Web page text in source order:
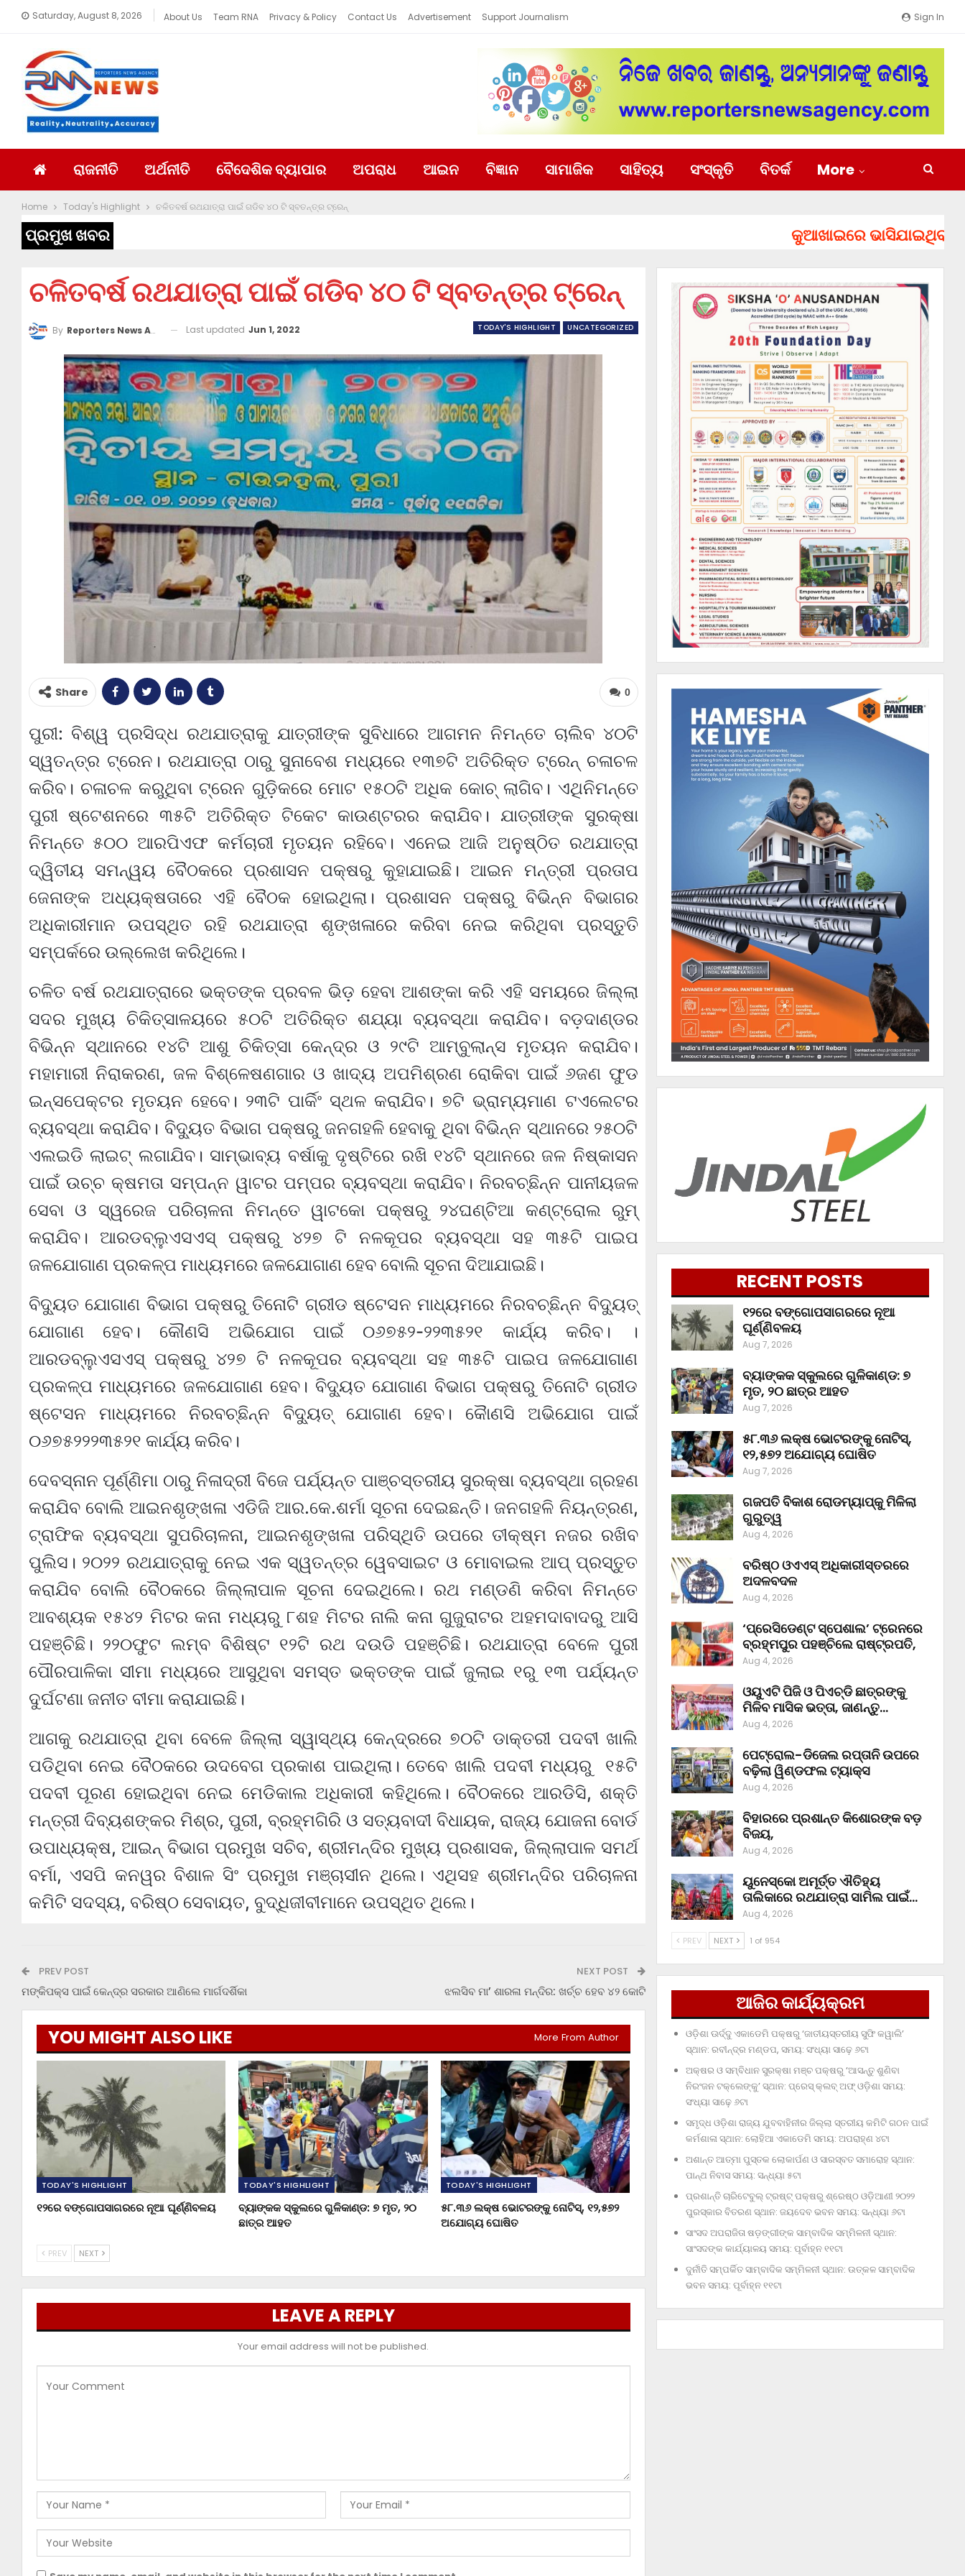
Sign In
Saturday, August 8, 2026 About Us Team RNA Privacy & Policy Contact Us Advertisement Support Journalism
ରାଜନୀତି ଅର୍ଥନୀତି ବୈଦେଶିକ ବ୍ୟାପାର ଅପରାଧ ଆଇନ ବିଜ୍ଞାନ ସାମାଜିକ ସାହିତ୍ୟ ସଂସ୍କୃତି ବିତର୍କ More
Home Today's Highlight ଚଳିତବର୍ଷ ରଥଯାତ୍ରା ପାଇଁ ଗଡିବ ୪୦ ଟି ସ୍ବତନ୍ତ୍ର ଟ୍ରେନ୍
ପ୍ରମୁଖ ଖବର କୁଆଖାଇରେ ଭାସିଯାଇଥିବା ୨
ଚଳିତବର୍ଷ ରଥଯାତ୍ରା ପାଇଁ ଗଡିବ ୪୦ ଟି ସ୍ବତନ୍ତ୍ର ଟ୍ରେନ୍
TODAY'S HIGHLIGHT UNCATEGORIZED
By Reporters News Agency Last updated Jun 1, 2022
0
Share
ପୁରୀ: ବିଶ୍ୱ ପ୍ରସିଦ୍ଧ ରଥଯାତ୍ରାକୁ ଯାତ୍ରୀଙ୍କ ସୁବିଧାରେ ଆଗମନ ନିମନ୍ତେ ଚାଲିବ ୪୦ଟି
ସ୍ୱତନ୍ତ୍ର ଟ୍ରେନ। ରଥଯାତ୍ରା ଠାରୁ ସୁନାବେଶ ମଧ୍ୟରେ ୧୩୭ଟି ଅତିରିକ୍ତ ଟ୍ରେନ୍ ଚଳାଚଳ
କରିବ। ଚଳାଚଳ କରୁଥିବା ଟ୍ରେନ ଗୁଡ଼ିକରେ ମୋଟ ୧୫୦ଟି ଅଧିକ କୋଚ୍ ଲାଗିବ। ଏଥିନିମନ୍ତେ
ପୁରୀ ଷ୍ଟେଶନରେ ୩୫ଟି ଅତିରିକ୍ତ ଟିକେଟ କାଉଣ୍ଟରର କରାଯିବ। ଯାତ୍ରୀଙ୍କ ସୁରକ୍ଷା
ନିମନ୍ତେ ୫୦୦ ଆରପିଏଫ କର୍ମଚାରୀ ମୃତୟନ ରହିବେ। ଏନେଇ ଆଜି ଅନୁଷ୍ଠିତ ରଥଯାତ୍ରା
ଦ୍ୱିତୀୟ ସମନ୍ୱୟ ବୈଠକରେ ପ୍ରଶାସନ ପକ୍ଷରୁ କୁହାଯାଇଛି। ଆଇନ ମନ୍ତ୍ରୀ ପ୍ରତାପ
ଜେନାଙ୍କ ଅଧ୍ୟକ୍ଷତାରେ ଏହି ବୈଠକ ହୋଇଥିଲା। ପ୍ରଶାସନ ପକ୍ଷରୁ ବିଭିନ୍ନ ବିଭାଗର
ଅଧିକାରୀମାନ ଉପସ୍ଥିତ ରହି ରଥଯାତ୍ରା ଶୃଙ୍ଖଳାରେ କରିବା ନେଇ କରିଥିବା ପ୍ରସ୍ତୁତି
ସମ୍ପର୍କରେ ଉଲ୍ଲେଖ କରିଥିଲେ।
ଚଳିତ ବର୍ଷ ରଥଯାତ୍ରାରେ ଭକ୍ତଙ୍କ ପ୍ରବଳ ଭିଡ଼ ହେବା ଆଶଙ୍କା କରି ଏହି ସମୟରେ ଜିଲ୍ଲା
ସଦର ମୁଖ୍ୟ ଚିକିତ୍ସାଳୟରେ ୫୦ଟି ଅତିରିକ୍ତ ଶଯ୍ୟା ବ୍ୟବସ୍ଥା କରାଯିବ। ବଡ଼ଦାଣ୍ଡର
ବିଭିନ୍ନ ସ୍ଥାନରେ ୧୪ଟି ଆଶୁ ଚିକିତ୍ସା କେନ୍ଦ୍ର ଓ ୨୯ଟି ଆମ୍ବୁଲାନ୍ସ ମୃତୟନ କରାଯିବ।
ମହାମାରୀ ନିରାକରଣ, ଜଳ ବିଶ୍ଳେଷଣଗାର ଓ ଖାଦ୍ୟ ଅପମିଶ୍ରଣ ରୋକିବା ପାଇଁ ୬ଜଣ ଫୁଡ
ଇନ୍ସପେକ୍ଟର ମୃତୟନ ହେବେ। ୨୩ଟି ପାର୍କିଂ ସ୍ଥଳ କରାଯିବ। ୭ଟି ଭ୍ରାମ୍ୟମାଣ ଟଏଲେଟର
ବ୍ୟବସ୍ଥା କରାଯିବ। ବିଦ୍ୟୁତ ବିଭାଗ ପକ୍ଷରୁ ଜନଗହଳି ହେବାକୁ ଥିବା ବିଭିନ୍ନ ସ୍ଥାନରେ ୨୫୦ଟି
ଏଲଇଡି ଲାଇଟ୍ ଲଗାଯିବ। ସାମ୍ଭାବ୍ୟ ବର୍ଷାକୁ ଦୃଷ୍ଟିରେ ରଖି ୧୪ଟି ସ୍ଥାନରେ ଜଳ ନିଷ୍କାସନ
ପାଇଁ ଉଚ୍ଚ କ୍ଷମତା ସମ୍ପନ୍ନ ୱାଟର ପମ୍ପର ବ୍ୟବସ୍ଥା କରାଯିବ। ନିରବଚ୍ଛିନ୍ନ ପାନୀୟଜଳ
ସେବା ଓ ସ୍ୱରେଜ ପରିଚାଳନା ନିମନ୍ତେ ୱାଟକୋ ପକ୍ଷରୁ ୨୪ଘଣ୍ଟିଆ କଣ୍ଟ୍ରୋଲ ରୁମ୍
କରାଯିବ। ଆରଡବ୍ଲୁଏସଏସ୍‌ ପକ୍ଷରୁ ୪୨୭ ଟି ନଳକୂପର‌ ବ୍ୟବସ୍ଥା ସହ ୩୫ଟି ପାଇପ
ଜଳଯୋଗାଣ ପ୍ରକଳ୍ପ ମାଧ୍ୟମରେ ଜଳଯୋଗାଣ ହେବ ବୋଲି ସୂଚନା ଦିଆଯାଇଛି।
ବିଦ୍ୟୁତ ଯୋଗାଣ ବିଭାଗ ପକ୍ଷରୁ ତିନୋଟି ଗ୍ରୀଡ ଷ୍ଟେସନ ମାଧ୍ୟମରେ ନିରବଚ୍ଛିନ୍ନ ବିଦ୍ୟୁତ୍
ଯୋଗାଣ ହେବ। କୌଣସି ଅଭିଯୋଗ ପାଇଁ ୦୬୭୫୨-୨୨୩୫୨୧ କାର୍ଯ୍ୟ କରିବ। ।
ଆରଡବ୍ଲୁଏସଏସ୍‌ ପକ୍ଷରୁ ୪୨୭ ଟି ନଳକୂପର‌ ବ୍ୟବସ୍ଥା ସହ ୩୫ଟି ପାଇପ ଜଳଯୋଗାଣ
ପ୍ରକଳ୍ପ ମାଧ୍ୟମରେ ଜଳଯୋଗାଣ ହେବ। ବିଦ୍ୟୁତ ଯୋଗାଣ ବିଭାଗ ପକ୍ଷରୁ ତିନୋଟି ଗ୍ରୀଡ
ଷ୍ଟେସନ ମାଧ୍ୟମରେ ନିରବଚ୍ଛିନ୍ନ ବିଦ୍ୟୁତ୍ ଯୋଗାଣ ହେବ। କୈାଣସି ଅଭିଯୋଗ ପାଇଁ
୦୬୭୫୨୨୨୩୫୨୧ କାର୍ଯ୍ୟ କରିବ।
ଦେବସ୍ନାନ ପୂର୍ଣ୍ଣିମା ଠାରୁ ନିଳାଦ୍ରୀ ବିଜେ ପର୍ଯ୍ୟନ୍ତ ପାଞ୍ଚସ୍ତରୀୟ ସୁରକ୍ଷା ବ୍ୟବସ୍ଥା ଗ୍ରହଣ
କରାଯିବ ବୋଲି ଆଇନଶୃଙ୍ଖଳା ଏଡିଜି ଆର.କେ.ଶର୍ମା ସୂଚନା ଦେଇଛନ୍ତି। ଜନଗହଳି ନିୟନ୍ତ୍ରଣ,
ଟ୍ରାଫିକ ବ୍ୟବସ୍ଥା ସୁପରିଚାଳନା, ଆଇନଶୃଙ୍ଖଳା ପରିସ୍ଥିତି ଉପରେ ତୀକ୍ଷ୍ମ ନଜର ରଖିବ
ପୁଲିସ। ୨୦୨୨ ରଥଯାତ୍ରାକୁ ନେଇ ଏକ ସ୍ୱତନ୍ତ୍ର ୱେବସାଇଟ ଓ ମୋବାଇଲ ଆପ୍ ପ୍ରସ୍ତୁତ
କରାଯିବ ବୋଲି ବୈଠକରେ ଜିଲ୍ଲାପାଳ ସୂଚନା ଦେଇଥିଲେ। ରଥ ମଣ୍ଡଣି କରିବା ନିମନ୍ତେ
ଆବଶ୍ୟକ ୧୫୪୨ ମିଟର କନା ମଧ୍ୟରୁ ୮ଶହ ମିଟର ନାଲି କନା ଗୁଜୁରାଟର ଅହମଦାବାଦରୁ ଆସି
ପହଞ୍ଚିଛି। ୨୨୦ଫୁଟ ଲମ୍ବ ବିଶିଷ୍ଟ ୧୨ଟି ରଥ ଦଉଡି ପହଞ୍ଚିଛି। ରଥଯାତ୍ରା ବେଳେ ପୁରୀ
ପୌରପାଳିକା ସୀମା ମଧ୍ୟରେ ଆସୁଥିବା ସମସ୍ତ ଭକ୍ତଙ୍କ ପାଇଁ ଜୁଲାଇ ୧ରୁ ୧୩ ପର୍ଯ୍ୟନ୍ତ
ଦୁର୍ଘଟଣା ଜନୀତ ବୀମା କରାଯାଇଛି।
ଆଗକୁ ରଥଯାତ୍ରା ଥିବା ବେଳେ ଜିଲ୍ଲା ସ୍ୱାସ୍ଥ୍ୟ କେନ୍ଦ୍ରରେ ୭୦ଟି ଡାକ୍ତରୀ ପଦବୀ ଖାଲି
ପଡିଥିବା ନେଇ ବୈଠକରେ ଉଦବେଗ ପ୍ରକାଶ ପାଇଥିଲା। ତେବେ ଖାଲି ପଦବୀ ମଧ୍ୟରୁ ୧୫ଟି
ପଦବୀ ପୂରଣ ହୋଇଥିବା ନେଇ ମେଡିକାଲ ଅଧିକାରୀ କହିଥିଲେ। ବୈଠକରେ ଆରଡିସି, ଶକ୍ତି
ମନ୍ତ୍ରୀ ଦିବ୍ୟଶଙ୍କର ମିଶ୍ର, ପୁରୀ, ବ୍ରହ୍ମଗିରି ଓ ସତ୍ୟବାଦୀ ବିଧାୟକ, ରାଜ୍ୟ ଯୋଜନା ବୋର୍ଡ
ଉପାଧ୍ୟକ୍ଷ, ଆଇନ୍ ବିଭାଗ ପ୍ରମୁଖ ସଚିବ, ଶ୍ରୀମନ୍ଦିର ମୁଖ୍ୟ ପ୍ରଶାସକ, ଜିଲ୍ଲାପାଳ ସମର୍ଥ
ବର୍ମା, ଏସପି କନୱର ବିଶାଳ ସିଂ ପ୍ରମୁଖ ମଞ୍ଚାସୀନ ଥିଲେ। ଏଥିସହ ଶ୍ରୀମନ୍ଦିର ପରିଚାଳନା
କମିଟି ସଦସ୍ୟ, ବରିଷ୍ଠ ସେବାୟତ, ବୁଦ୍ଧିଜୀବୀମାନେ ଉପସ୍ଥିତ ଥିଲେ।
PREV POST
ମଙ୍କିପକ୍ସ ପାଇଁ କେନ୍ଦ୍ର ସରକାର ଆଣିଲେ ମାର୍ଗଦର୍ଶିକା
NEXT POST
ଝଲସିବ ମା’ ଶାରଳା ମନ୍ଦିର: ଖର୍ଚ୍ଚ ହେବ ୪୨ କୋଟି
YOU MIGHT ALSO LIKE More From Author
TODAY'S HIGHLIGHT
୧୨ରେ ବଙ୍ଗୋପସାଗରରେ ନୂଆ ଘୂର୍ଣ୍ଣିବଳୟ
TODAY'S HIGHLIGHT
ବ୍ୟାଙ୍କକ ସ୍କୁଲରେ ଗୁଳିକାଣ୍ଡ: ୭ ମୃତ, ୨୦
ଛାତ୍ର ଆହତ
TODAY'S HIGHLIGHT
୫୮.୩୬ ଲକ୍ଷ ଭୋଟରଙ୍କୁ ନୋଟିସ୍‌, ୧୨,୫୭୨
ଅଯୋଗ୍ୟ ଘୋଷିତ
PREV NEXT
LEAVE A REPLY
Your email address will not be published.
RECENT POSTS
୧୨ରେ ବଙ୍ଗୋପସାଗରରେ ନୂଆ
ଘୂର୍ଣ୍ଣିବଳୟ
Aug 7, 2026
ବ୍ୟାଙ୍କକ ସ୍କୁଲରେ ଗୁଳିକାଣ୍ଡ: ୭
ମୃତ, ୨୦ ଛାତ୍ର ଆହତ
Aug 7, 2026
୫୮.୩୬ ଲକ୍ଷ ଭୋଟରଙ୍କୁ ନୋଟିସ୍‌,
୧୨,୫୭୨ ଅଯୋଗ୍ୟ ଘୋଷିତ
Aug 7, 2026
ଗଜପତି ବିକାଶ ରୋଡମ୍ୟାପ୍‌କୁ ମିଳିଲା
ଗୁରୁତ୍ୱ
Aug 4, 2026
ବରିଷ୍ଠ ଓଏଏସ୍‌ ଅଧିକାରୀସ୍ତରରେ
ଅଦଳବଦଳ
Aug 4, 2026
‘ପ୍ରେସିଡେଣ୍ଟ ସ୍ପେଶାଲ’ ଟ୍ରେନରେ
ବ୍ରହ୍ମପୁର ପହଞ୍ଚିଲେ ରାଷ୍ଟ୍ରପତି,
Aug 4, 2026
ଓୟୁଏଟି ପିଜି ଓ ପିଏଚ୍‌ଡି ଛାତ୍ରଙ୍କୁ
ମିଳିବ ମାସିକ ଭତ୍ତା, ଜାଣନ୍ତୁ…
Aug 4, 2026
ପେଟ୍ରୋଲ-ଡିଜେଲ ରପ୍ତାନି ଉପରେ
ବଢ଼ିଲା ୱିଣ୍ଡଫଲ ଟ୍ୟାକ୍ସ
Aug 4, 2026
ବିହାରରେ ପ୍ରଶାନ୍ତ କିଶୋରଙ୍କ ବଡ଼
ବିଜୟ,
Aug 4, 2026
ୟୁନେସ୍କୋ ଅମୂର୍ତ୍ତ ଐତିହ୍ୟ
ତାଲିକାରେ ରଥଯାତ୍ରା ସାମିଲ ପାଇଁ…
Aug 4, 2026
PREV NEXT 1 of 954
ଆଜିର କାର୍ଯ୍ୟକ୍ରମ
ଓଡ଼ିଶା ଊର୍ଦ୍ଦୁ ଏକାଡେମି ପକ୍ଷରୁ ‘ଜାତୀୟସ୍ତରୀୟ ସୁଫି କୱାଲି’
ସ୍ଥାନ: ରବୀନ୍ଦ୍ର ମଣ୍ଡପ, ସମୟ: ସଂଧ୍ୟା ସାଢ଼େ ୬ଟା
ଅକ୍ଷର ଓ ସମ୍ବିଧାନ ସୁରକ୍ଷା ମଞ୍ଚ ପକ୍ଷରୁ ‘ଆସନ୍ତୁ ଶୁଣିବା
ନିରଂଜନ ଟକ୍‌ଲେଙ୍କୁ’ ସ୍ଥାନ: ପ୍ରେସ୍‌ କ୍ଲବ୍‌ ଅଫ୍‌ ଓଡ଼ିଶା ସମୟ:
ସଂଧ୍ୟା ସାଢ଼େ ୬ଟା
ସମୃଦ୍ଧ ଓଡ଼ିଶା ରାଜ୍ୟ ଯୁବବାହିନୀର ଜିଲ୍ଲା ସ୍ତରୀୟ କମିଟି ଗଠନ ପାଇଁ
କର୍ମଶାଳା ସ୍ଥାନ: ଲୋହିଆ ଏକାଡେମି ସମୟ: ଅପରାହ୍‌ଣ ୪ଟା
ଅଶାନ୍ତ ଆତ୍ମା ପୁସ୍ତକ ଲୋକାର୍ପଣ ଓ ସାରସ୍ବତ ସମାରୋହ ସ୍ଥାନ:
ପାନ୍ଥ ନିବାସ ସମୟ: ସନ୍ଧ୍ୟା ୫ଟା
ପ୍ରଶାନ୍ତି ଚାରିଟେବୁଲ୍‌ ଟ୍ରଷ୍ଟ୍‌ ପକ୍ଷରୁ ଶ୍ରେଷ୍ଠ ଓଡ଼ିଆଣୀ ୨୦୨୨
ପୁରସ୍କାର ବିତରଣ ସ୍ଥାନ: ଜୟଦେବ ଭବନ ସମୟ: ସନ୍ଧ୍ୟା ୬ଟା
ସାଂସଦ ଅପରାଜିତା ଷଡ଼ଙ୍ଗୀଙ୍କ ସାମ୍ବାଦିକ ସମ୍ମିଳନୀ ସ୍ଥାନ:
ସାଂସଦଙ୍କ କାର୍ଯ୍ୟାଳୟ ସମୟ: ପୂର୍ବାହ୍ନ ୧୧ଟା
ଦୁର୍ନୀତି ସମ୍ପର୍କିତ ସାମ୍ବାଦିକ ସମ୍ମିଳନୀ ସ୍ଥାନ: ଉତ୍କଳ ସାମ୍ବାଦିକ
ଭବନ ସମୟ: ପୂର୍ବାହ୍ନ ୧୧ଟା